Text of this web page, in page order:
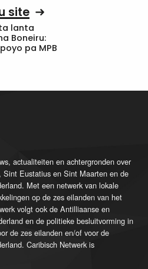
site
lanta
Boneiru:
pa MPB
actualiteiten en achtergronden over
Eustatius en Sint Maarten en de
Met een netwerk van lokale
op de zes eilanden van het
volgt ook de Antilliaanse en
en de politieke besluitvorming in
de zes eilanden en/of voor de
Caribisch Netwerk is